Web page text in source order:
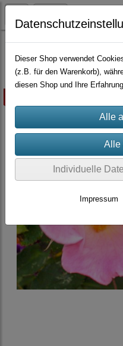
Container-Rosen
Dieser Shop verwendet
(z.B. für den Warenkorb),
diesen Shop und Ihre
Individuelle
Impressum